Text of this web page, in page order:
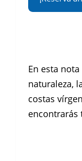
En esta
naturaleza,
costas
encontrarás